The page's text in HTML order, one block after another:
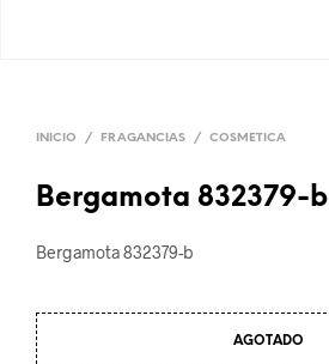
INICIO / FRAGANCIAS / COSMETICA
Bergamota 832379-b
Bergamota 832379-b
AGOTADO